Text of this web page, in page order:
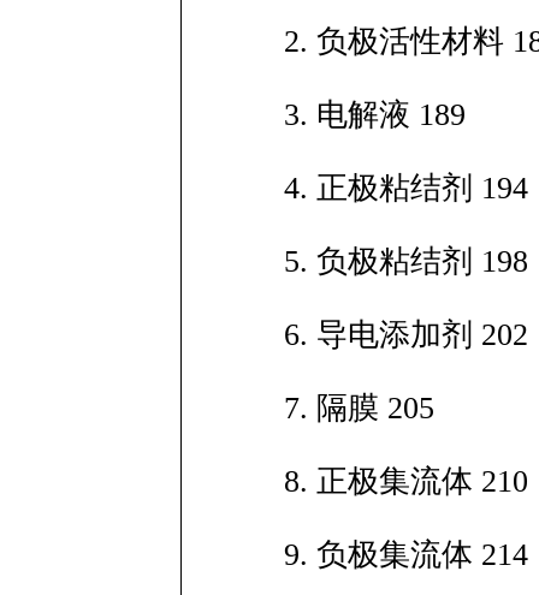
2. 负极活性材料
3. 电解液 189
4. 正极粘结剂 194
5. 负极粘结剂 198
6. 导电添加剂 202
7. 隔膜 205
8. 正极集流体 210
9. 负极集流体 214